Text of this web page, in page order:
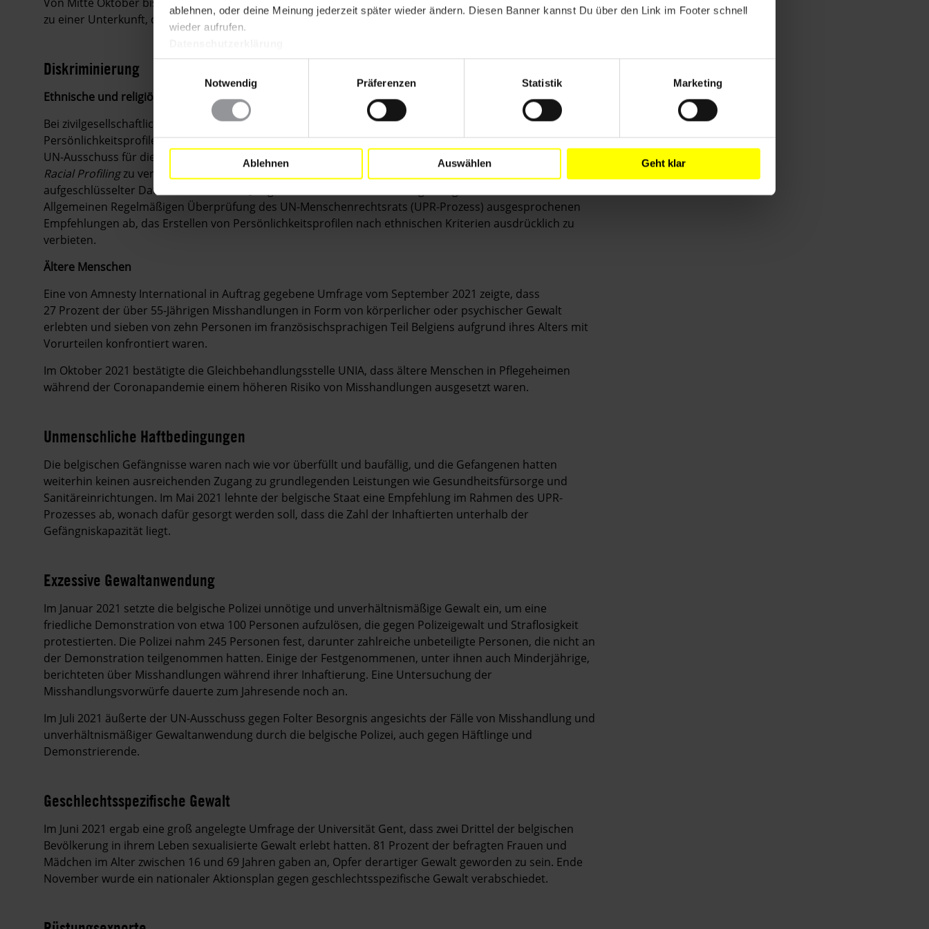
ablehnen, oder deine Meinung jederzeit später wieder ändern. Diesen Banner kannst Du über den Link im Footer schnell
wieder aufrufen.
Notwendig
Präferenzen Statistik Marketing
Ablehnen Auswählen Geht klar
zu einer Unterkunft, da die Anzahl der Schutzsuchenden die Aufnahmekapazitäten überstiegen.
Diskriminierung
Ethnische und religiöse Minderheiten
Bei zivilgesellschaftlichen Gruppen gingen weiterhin Anschuldigungen wegen des Erstellens von
Persönlichkeitsprofilen nach ethnischen Kriterien durch die belgische Polizei ein. Im Mai 2021 forderte der
UN-Ausschuss für die Beseitigung von rassistischer Diskriminierung (CERD) die Behörden in Belgien auf,
Racial Profilingzu verbieten, die Verwendung von Formularen einzuführen und die Erfassung
aufgeschlüsselter Daten zu verbessern.
Allgemeinen Regelmäßigen Überprüfung des UN-Menschenrechtsrats (UPR-Prozess) ausgesprochenen
Empfehlungen ab, das Erstellen von Persönlichkeitsprofilen nach ethnischen Kriterien ausdrücklich zu
verbieten.
Ältere Menschen
Eine von Amnesty International in Auftrag gegebene Umfrage vom September 2021 zeigte, dass
27 Prozent der über 55-Jährigen Misshandlungen in Form von körperlicher oder psychischer Gewalt
erlebten und sieben von zehn Personen im französischsprachigen Teil Belgiens aufgrund ihres Alters mit
Vorurteilen konfrontiert waren.
Im Oktober 2021 bestätigte die Gleichbehandlungsstelle UNIA, dass ältere Menschen in Pflegeheimen
während der Coronapandemie einem höheren Risiko von Misshandlungen ausgesetzt waren.
Unmenschliche Haftbedingungen
Die belgischen Gefängnisse waren nach wie vor überfüllt und baufällig, und die Gefangenen hatten
weiterhin keinen ausreichenden Zugang zu grundlegenden Leistungen wie Gesundheitsfürsorge und
Sanitäreinrichtungen. Im Mai 2021 lehnte der belgische Staat eine Empfehlung im Rahmen des UPR-
Prozesses ab, wonach dafür gesorgt werden soll, dass die Zahl der Inhaftierten unterhalb der
Gefängniskapazität liegt.
Exzessive Gewaltanwendung
Im Januar 2021 setzte die belgische Polizei unnötige und unverhältnismäßige Gewalt ein, um eine
friedliche Demonstration von etwa 100 Personen aufzulösen, die gegen Polizeigewalt und Straflosigkeit
protestierten. Die Polizei nahm 245 Personen fest, darunter zahlreiche unbeteiligte Personen, die nicht an
der Demonstration teilgenommen hatten. Einige der Festgenommenen, unter ihnen auch Minderjährige,
berichteten über Misshandlungen während ihrer Inhaftierung. Eine Untersuchung der
Misshandlungsvorwürfe dauerte zum Jahresende noch an.
Im Juli 2021 äußerte der UN-Ausschuss gegen Folter Besorgnis angesichts der Fälle von Misshandlung und
unverhältnismäßiger Gewaltanwendung durch die belgische Polizei, auch gegen Häftlinge und
Demonstrierende.
Geschlechtsspezifische Gewalt
Im Juni 2021 ergab eine groß angelegte Umfrage der Universität Gent, dass zwei Drittel der belgischen
Bevölkerung in ihrem Leben sexualisierte Gewalt erlebt hatten. 81 Prozent der befragten Frauen und
Mädchen im Alter zwischen 16 und 69 Jahren gaben an, Opfer derartiger Gewalt geworden zu sein. Ende
November wurde ein nationaler Aktionsplan gegen geschlechtsspezifische Gewalt verabschiedet.